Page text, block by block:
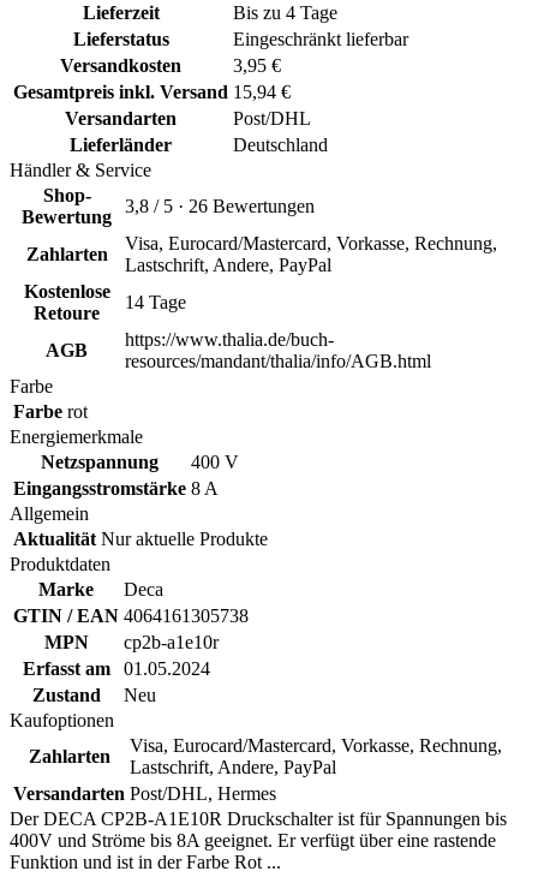
Lieferzeit
Bis zu 4 Tage
Lieferstatus
Eingeschränkt lieferbar
Versandkosten
3,95 €
Gesamtpreis inkl. Versand 15,94 €
Versandarten
Post/DHL
Lieferländer
Deutschland
Händler & Service
Shop-
Bewertung
3,8 / 5 · 26 Bewertungen
Zahlarten
Visa, Eurocard/Mastercard, Vorkasse, Rechnung,
Lastschrift, Andere, PayPal
Kostenlose
Retoure
14 Tage
AGB
https://www.thalia.de/buch-
resources/mandant/thalia/info/AGB.html
Farbe
Farbe rot
Energiemerkmale
Netzspannung
400 V
Eingangsstromstärke 8 A
Allgemein
Aktualität Nur aktuelle Produkte
Produktdaten
Marke
Deca
GTIN / EAN 4064161305738
MPN
cp2b-a1e10r
Erfasst am
01.05.2024
Zustand
Neu
Kaufoptionen
Zahlarten
Visa, Eurocard/Mastercard, Vorkasse, Rechnung,
Lastschrift, Andere, PayPal
Versandarten Post/DHL, Hermes
Der DECA CP2B-A1E10R Druckschalter ist für Spannungen bis
400V und Ströme bis 8A geeignet. Er verfügt über eine rastende
Funktion und ist in der Farbe Rot ...